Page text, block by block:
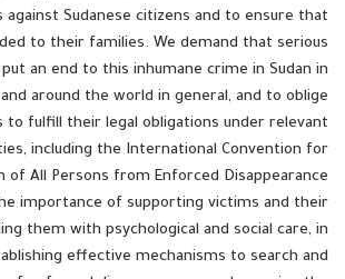
against Sudanese citizens and to ensure that
to their families. We demand that serious
an end to this inhumane crime in Sudan in
around the world in general, and to oblige
to fulfill their legal obligations under relevant
including the International Convention for
of All Persons from Enforced Disappearance.
importance of supporting victims and their
them with psychological and social care, in
effective mechanisms to search and